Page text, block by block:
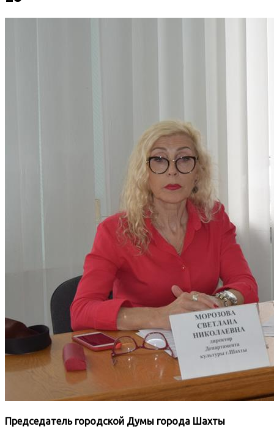
Председатель городской Думы города Шахты